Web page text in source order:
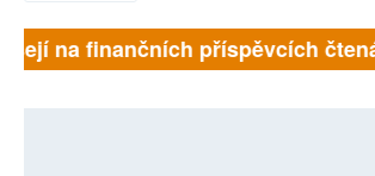
na finančních příspěvcích